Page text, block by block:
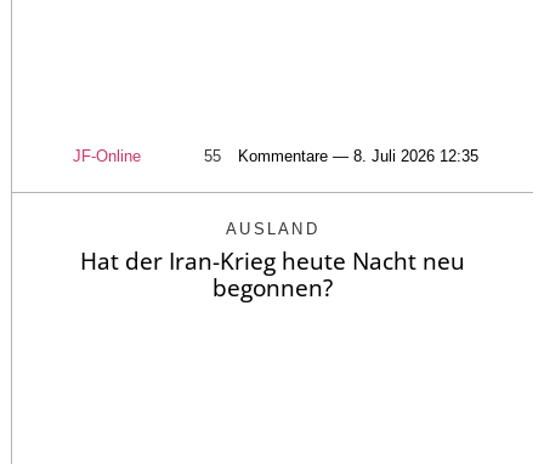
JF-Online 55 Kommentare — 8. Juli 2026 12:35
AUSLAND
Hat der Iran-Krieg heute Nacht neu
begonnen?